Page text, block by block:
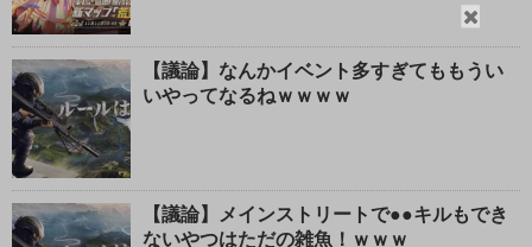
閉
じ
る
【議論】なんかイベント多すぎてももうい
いやってなるねｗｗｗｗ
【議論】メインストリートで●●キルもでき
ないやつはただの雑魚！ｗｗｗ